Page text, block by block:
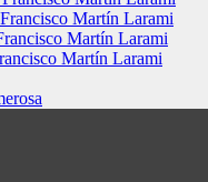
Martín Larami
Martín Larami
Martín Larami